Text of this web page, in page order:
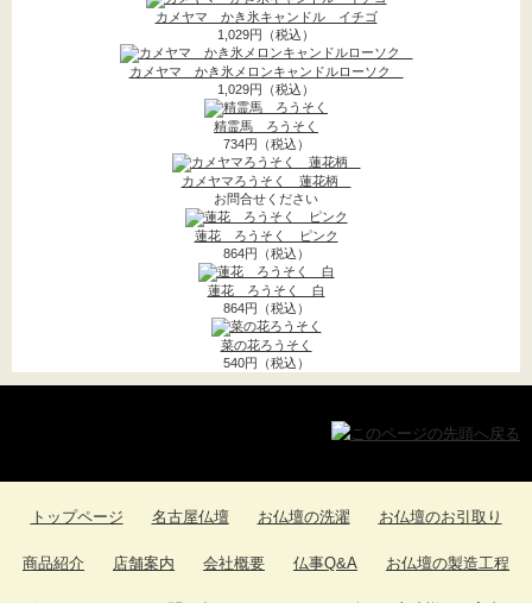
キャンドルろうそく(23)
カメヤマ ろうそく(1)
ティー、アロマキャン
月光 ニホンローソ
お香->
墓参用品->(13)
お数珠 お数珠袋->(104)
ソウルジュエリー->(247)
カメヤマ かき氷キャンドル イチゴ
1,029円（税込）
カメヤマ かき氷メロンキャンドルローソク
1,029円（税込）
精霊馬 ろうそく
734円（税込）
カメヤマろうそく 蓮花柄
お問合せください
蓮花 ろうそく ピンク
864円（税込）
蓮花 ろうそく 白
864円（税込）
菜の花ろうそく
540円（税込）
トップページ 名古屋仏壇 お仏壇の洗濯 お仏壇のお引取り
商品紹介 店舗案内 会社概要 仏事Q&A お仏壇の製造工程